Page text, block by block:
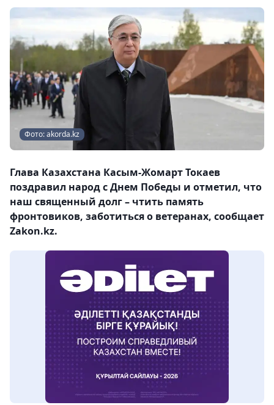
Фото: akorda.kz
Глава Казахстана Касым-Жомарт Токаев
поздравил народ с Днем Победы и отметил, что
наш священный долг – чтить память
фронтовиков, заботиться о ветеранах, сообщает
Zakon.kz.